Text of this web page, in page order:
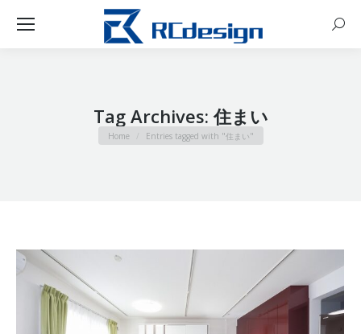
Tag Archives:住まい
You are here:
Home Entries tagged with "住まい"